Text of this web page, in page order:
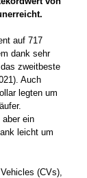
auf 717
dank sehr
zweitbeste
Auch
legten um
aber ein
leicht um
(CVs),